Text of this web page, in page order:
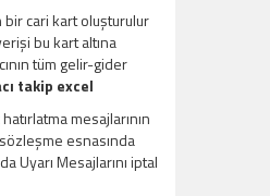
bir cari kart oluşturulur
bu kart altına
tüm gelir-gider
takip excel
mesajlarının
esnasında
Uyarı Mesajlarını iptal